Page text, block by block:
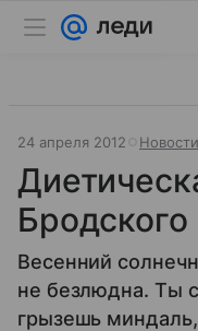
24 апреля 2012 Новости
Бродского
Весенний
не безлюдна. Ты
грызешь